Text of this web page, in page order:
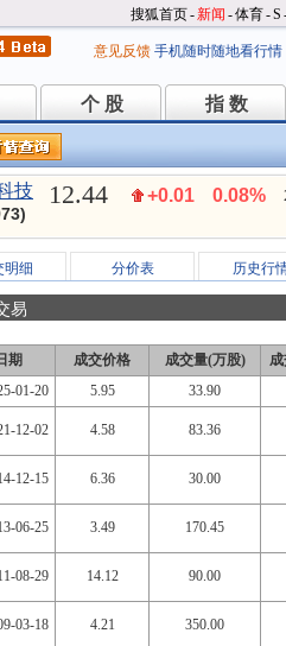
搜狐首页-新闻 -体育-S
意见反馈 手机随时随地看行情
个 股
个 股 指 数
指 数
技 12.44 +0.01 0.08%
明细 分价表 历史行
易
期 成交价格 成交量(万股)
01-20
5.95 33.90
12-02 4.58 83.36
12-15 6.36 30.00
06-25 3.49 170.45
08-29 14.12 90.00
03-18 4.21 350.00